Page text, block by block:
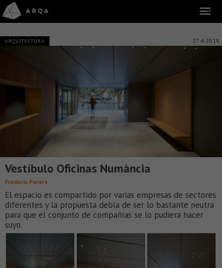
ARQUITECTURA 27.4.2018
Vestíbulo Oficinas Numància
Frederic Perers
El espacio es compartido por varias empresas de sectores
diferentes y la propuesta debía de ser lo bastante neutra
para que el conjunto de compañías se lo pudiera hacer
suyo.